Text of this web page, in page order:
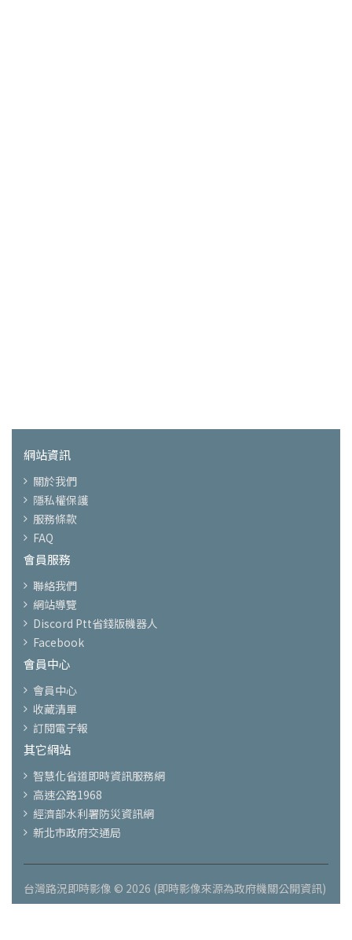
網站資訊
關於我們
隱私權保護
服務條款
FAQ
會員服務
聯絡我們
網站導覽
Discord Ptt省錢版機器人
Facebook
會員中心
會員中心
收藏清單
訂閱電子報
其它網站
智慧化省道即時資訊服務網
高速公路1968
經濟部水利署防災資訊網
新北市政府交通局
台灣路況即時影像 © 2026 (即時影像來源為政府機關公開資訊)